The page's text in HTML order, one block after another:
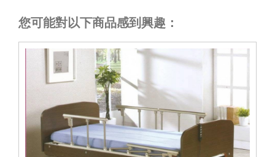
您可能對以下商品感到興趣：